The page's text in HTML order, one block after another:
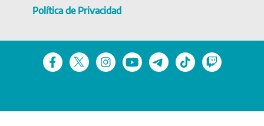
Política de Privacidad